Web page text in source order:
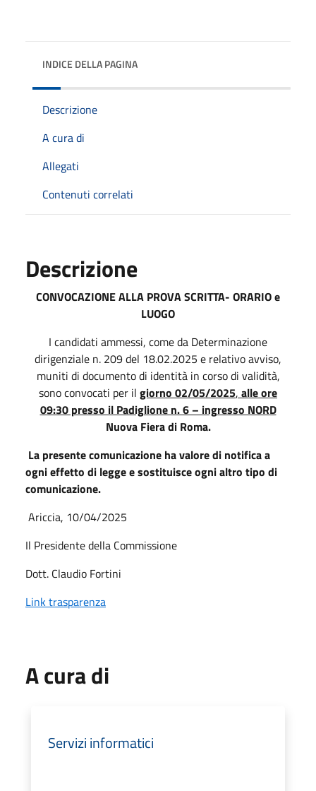
INDICE DELLA PAGINA
Descrizione
A cura di
Allegati
Contenuti correlati
Descrizione
CONVOCAZIONE ALLA PROVA SCRITTA- ORARIO e
LUOGO
I candidati ammessi, come da Determinazione
dirigenziale n. 209 del 18.02.2025 e relativo avviso,
muniti di documento di identità in corso di validità,
sono convocati per il giorno 02/05/2025, alle ore
09:30 presso il Padiglione n. 6 – ingresso NORD
Nuova Fiera di Roma.
La presente comunicazione ha valore di notifica a
ogni effetto di legge e sostituisce ogni altro tipo di
comunicazione.
Ariccia, 10/04/2025
Il Presidente della Commissione
Dott. Claudio Fortini
Link trasparenza
A cura di
Servizi informatici